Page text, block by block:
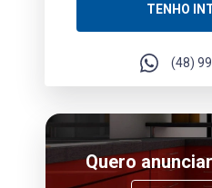
TENHO
(48)
Quero